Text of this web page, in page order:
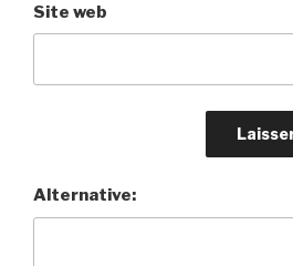
Site web
Alternative: